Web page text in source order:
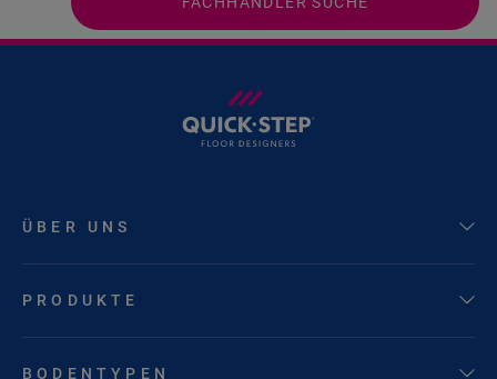
ÜBER UNS
PRODUKTE
BODENTYPEN